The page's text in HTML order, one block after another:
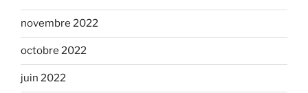
novembre 2022
octobre 2022
juin 2022